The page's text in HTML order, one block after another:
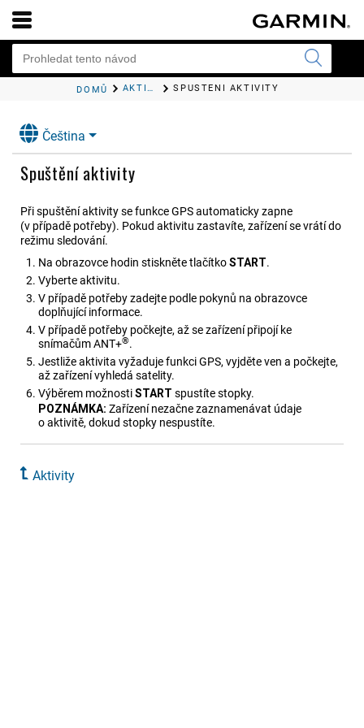
DOMŮ AKTIVITY SPUŠTĚNÍ AKTIVITY
Čeština
Spuštění aktivity
Při spuštění aktivity se funkce GPS automaticky zapne
(v případě potřeby). Pokud aktivitu zastavíte, zařízení se vrátí do
režimu sledování.
Na obrazovce hodin stiskněte tlačítkoSTART.
Vyberte aktivitu.
V případě potřeby zadejte podle pokynů na obrazovce
doplňující informace.
V případě potřeby počkejte, až se zařízení připojí ke
snímačům ANT‍+®.
Jestliže aktivita vyžaduje funkci GPS, vyjděte ven a počkejte,
až zařízení vyhledá satelity.
Výběrem možnostiSTART spustíte stopky.
POZNÁMKA: Zařízení nezačne zaznamenávat údaje
o aktivitě, dokud stopky nespustíte.
Aktivity